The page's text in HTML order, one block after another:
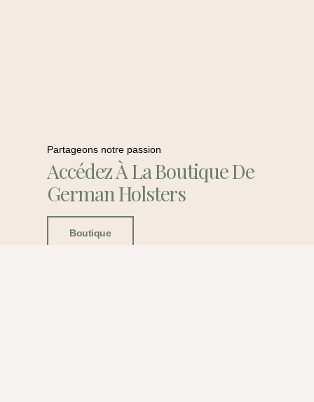
Partageons notre passion
Accédez À La Boutique De
German Holsters
Boutique